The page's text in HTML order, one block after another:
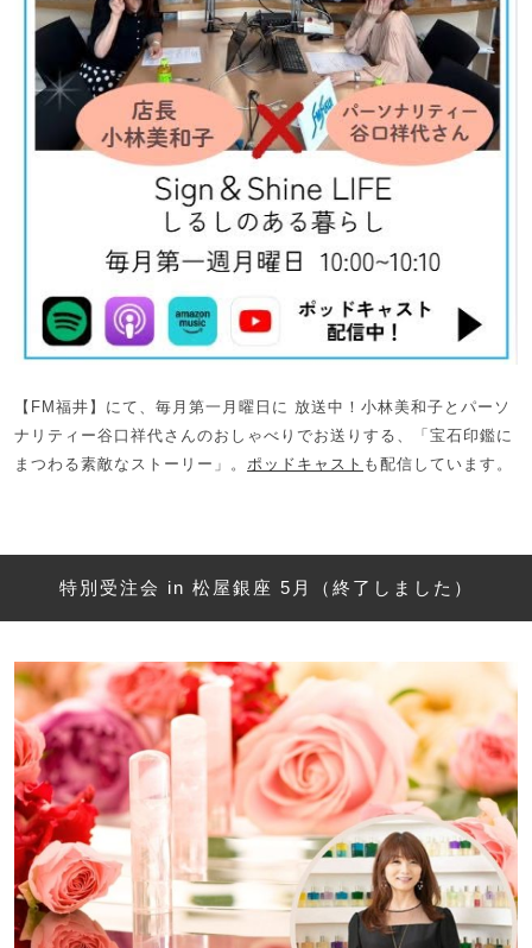
【FM福井】にて、毎月第一月曜日に 放送中！小林美和子とパーソ
ナリティー谷口祥代さんのおしゃべりでお送りする、「宝石印鑑に
まつわる素敵なストーリー」。 ポッドキャスト も配信しています。
特別受注会 in 松屋銀座 5月（終了しました）